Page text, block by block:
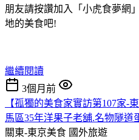
朋友請按讚加入「小虎食夢網
地的美食吧!
繼續閱讀
3個月前
【孤獨的美食家實訪第107家-
馬區35年洋果子老舖.名物隧道
關東-東京美食 國外旅遊